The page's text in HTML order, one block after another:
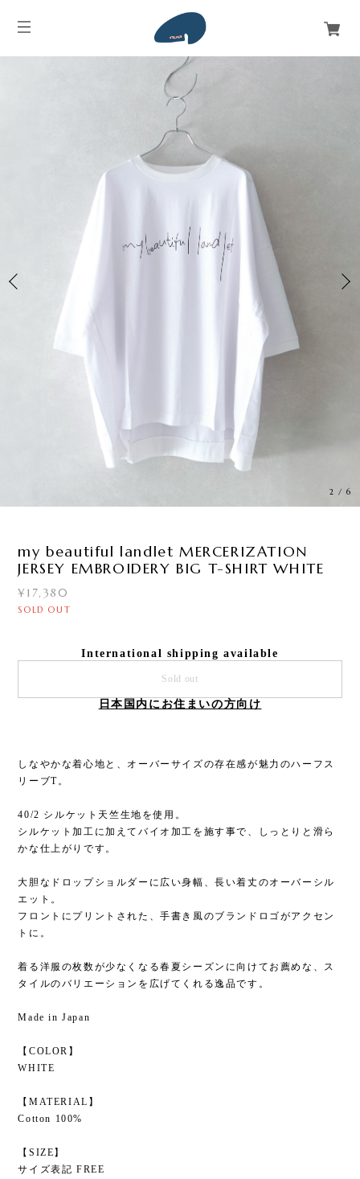
3 /6
my beautiful landlet MERCERIZATION
JERSEY EMBROIDERY BIG T-SHIRT WHITE
¥17,380
SOLD OUT
International shipping available
Sold out
日本国内にお住まいの方向け
しなやかな着心地と、オーバーサイズの存在感が魅力のハーフス
リーブT。
40/2 シルケット天竺生地を使用。
シルケット加工に加えてバイオ加工を施す事で、しっとりと滑ら
かな仕上がりです。
大胆なドロップショルダーに広い身幅、長い着丈のオーバーシル
エット。
フロントにプリントされた、手書き風のブランドロゴがアクセン
トに。
着る洋服の枚数が少なくなる春夏シーズンに向けてお薦めな、ス
タイルのバリエーションを広げてくれる逸品です。
Made in Japan
【COLOR】
WHITE
【MATERIAL】
Cotton 100%
【SIZE】
サイズ表記 FREE